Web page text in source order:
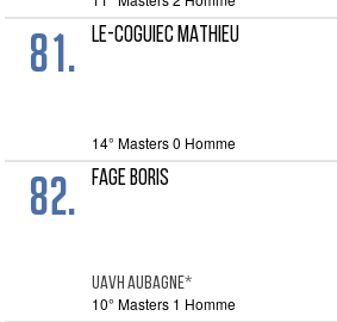
81. LE-COGUIEC MATHIEU
14° Masters 0 Homme
82. FAGE BORIS
UAVH AUBAGNE*
10° Masters 1 Homme